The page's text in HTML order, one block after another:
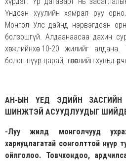
Үндсэн хуулийн хямрал руу
Монгол Улс дайнд нэрвэгдсэн
болзошгүй. Алдаанаасаа дахин
хөгжлийнхөө 10-20 жилийг
болон нүүр царай, төлөөллийн хувьд
АН-ЫН ҮЕД ЭДИЙН ЗАСГИЙН
ШИНЖТЭЙ АСУУДЛУУДЫГ
-Луу жилд монголчууд
хариуцлагатай сонголттой нүүр
ойлголоо. Товчхондоо,